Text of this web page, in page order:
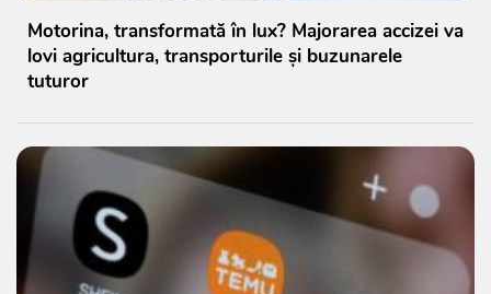
Motorina, transformată în lux? Majorarea accizei va
lovi agricultura, transporturile și buzunarele
tuturor